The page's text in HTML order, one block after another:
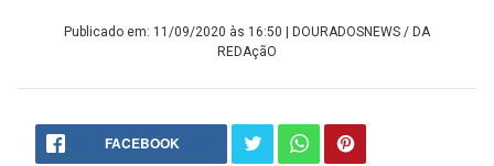
Publicado em: 11/09/2020 às 16:50
| DOURADOSNEWS / DA
REDAçãO
FACEBOOK